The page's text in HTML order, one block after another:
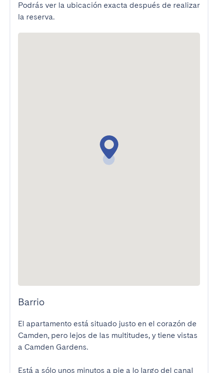
Podrás ver la ubicación exacta después de realizar
la reserva.
Barrio
El apartamento está situado justo en el corazón de
Camden, pero lejos de las multitudes, y tiene vistas
a Camden Gardens.
Está a sólo unos minutos a pie a lo largo del canal